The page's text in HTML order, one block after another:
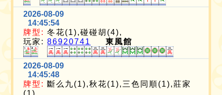
2026-08-09
14:45:54
牌型: 冬花(1),碰碰胡(4),
玩家:86920741 東風館
2026-08-09
14:45:48
牌型: 斷么九(1),秋花(1),三色同順(1),莊家
(1),